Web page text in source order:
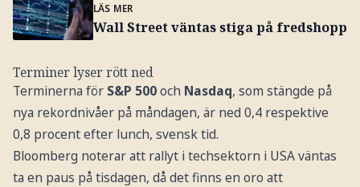
LÄS MER
Wall Street väntas stiga på fredshopp
Terminer lyser rött ned
Terminerna för S&P 500och Nasdaq, som stängde på
nya rekordnivåer på måndagen, är ned 0,4 respektive
0,8 procent efter lunch, svensk tid.
Bloomberg noterar att rallyt i techsektorn i USA väntas
ta en paus på tisdagen, då det finns en oro att